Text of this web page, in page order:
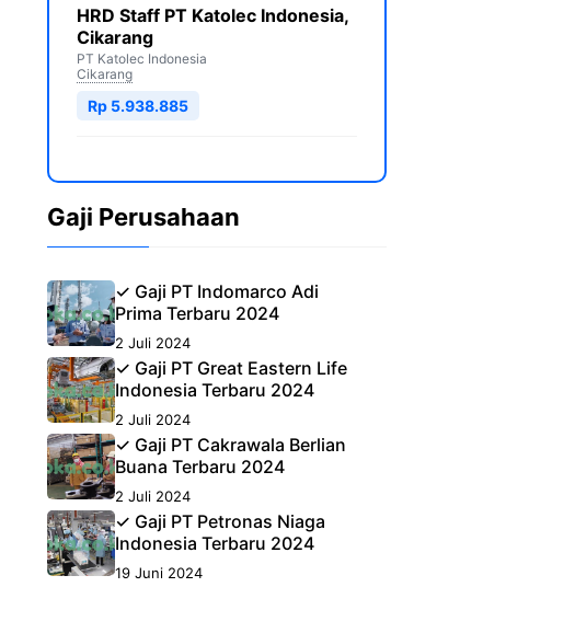
HRD Staff PT Katolec Indonesia,
Cikarang
PT Katolec Indonesia
Cikarang
Rp 5.938.885
Gaji Perusahaan
✓ Gaji PT Indomarco Adi
Prima Terbaru 2024
2 Juli 2024
✓ Gaji PT Great Eastern Life
Indonesia Terbaru 2024
2 Juli 2024
✓ Gaji PT Cakrawala Berlian
Buana Terbaru 2024
2 Juli 2024
✓ Gaji PT Petronas Niaga
Indonesia Terbaru 2024
19 Juni 2024